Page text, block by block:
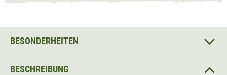
BESCHREIBUNG
BESONDERHEITEN